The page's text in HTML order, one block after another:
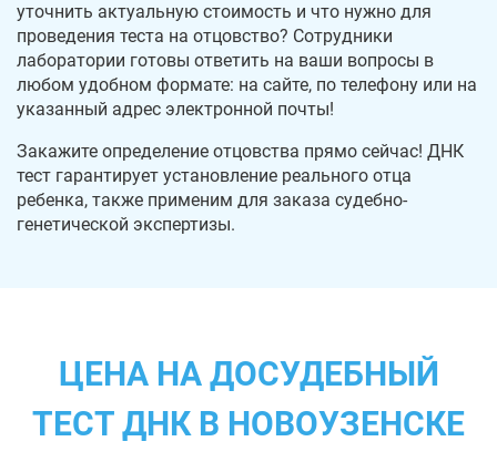
уточнить актуальную стоимость и что нужно для
проведения теста на отцовство? Сотрудники
лаборатории готовы ответить на ваши вопросы в
любом удобном формате: на сайте, по телефону или на
указанный адрес электронной почты!
Закажите определение отцовства прямо сейчас! ДНК
тест гарантирует установление реального отца
ребенка, также применим для заказа судебно-
генетической экспертизы.
ЦЕНА НА ДОСУДЕБНЫЙ
ТЕСТ ДНК В НОВОУЗЕНСКЕ